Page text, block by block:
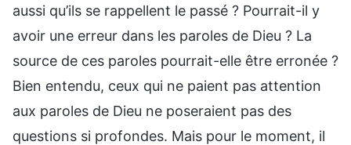
aussi qu’ils se rappellent le passé ? Pourrait-il y
avoir une erreur dans les paroles de Dieu ? La
source de ces paroles pourrait-elle être erronée ?
Bien entendu, ceux qui ne paient pas attention
aux paroles de Dieu ne poseraient pas des
questions si profondes. Mais pour le moment, il